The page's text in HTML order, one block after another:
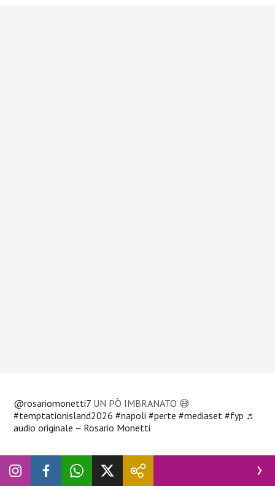
@rosariomonetti7 UN PÒ IMBRANATO 😅
#temptationisland2026 #napoli #perte #mediaset #fyp ♬
audio originale – Rosario Monetti